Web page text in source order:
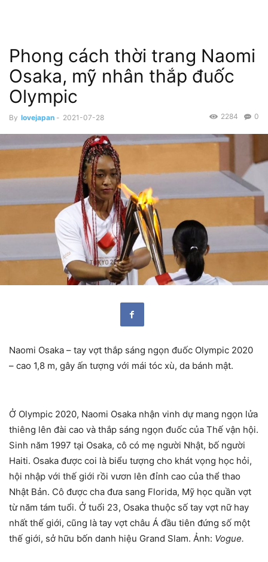
Phong cách thời trang Naomi
Osaka, mỹ nhân thắp đuốc
Olympic
By lovejapan - 2021-07-28 0
2284
Naomi Osaka – tay vợt thắp sáng ngọn đuốc Olympic 2020
– cao 1,8 m, gây ấn tượng với mái tóc xù, da bánh mật.
Ở Olympic 2020, Naomi Osaka nhận vinh dự mang ngọn lửa
thiêng lên đài cao và thắp sáng ngọn đuốc của Thế vận hội.
Sinh năm 1997 tại Osaka, cô có mẹ người Nhật, bố người
Haiti. Osaka được coi là biểu tượng cho khát vọng học hỏi,
hội nhập với thế giới rồi vươn lên đỉnh cao của thể thao
Nhật Bản. Cô được cha đưa sang Florida, Mỹ học quần vợt
từ năm tám tuổi. Ở tuổi 23, Osaka thuộc số tay vợt nữ hay
nhất thế giới, cũng là tay vợt châu Á đầu tiên đứng số một
thế giới, sở hữu bốn danh hiệu Grand Slam. Ảnh: Vogue.